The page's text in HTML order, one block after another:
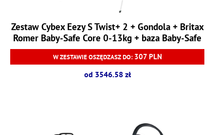
Zestaw Cybex Eezy S Twist+ 2 + Gondola + Britax
Romer Baby-Safe Core 0-13kg + baza Baby-Safe
Core
W ZESTAWIE OSZĘDZASZ DO: 307 PLN
od 3546.58 zł